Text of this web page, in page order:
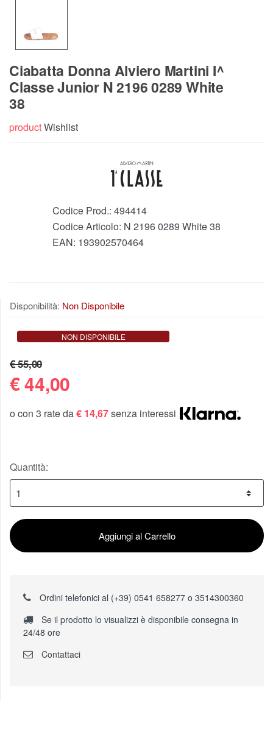
Ciabatta Donna Alviero Martini I^
Classe Junior N 2196 0289 White
38
productWishlist
Codice Prod.: 494414
Codice Articolo: N 2196 0289 White 38
EAN: 193902570464
Disponibilità: Non Disponibile
NON DISPONIBILE
€ 55,00
€44,00
o con 3 rate da€ 14,67senza interessi
Quantità:
Aggiungi al Carrello
Ordini telefonici al (+39) 0541 658277 o 3514300360
Se il prodotto lo visualizzi è disponibile consegna in
24/48 ore
Contattaci